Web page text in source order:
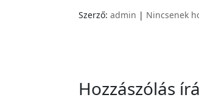
Szerző: admin | Nincsenek
Hozzászólás